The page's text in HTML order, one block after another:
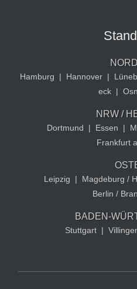
Hamburg | Hannover |
eck |
NRW /
Dortmund | Essen |
Frankfurt
Leipzig | Magdeburg /
Berlin /
BADEN-
Stuttgart |